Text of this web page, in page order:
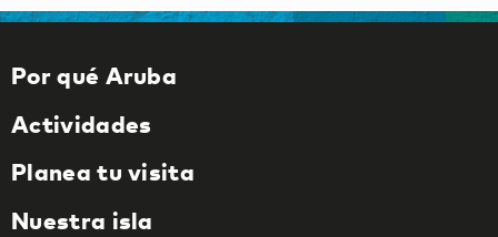
Por qué Aruba
Actividades
Planea tu visita
Nuestra isla